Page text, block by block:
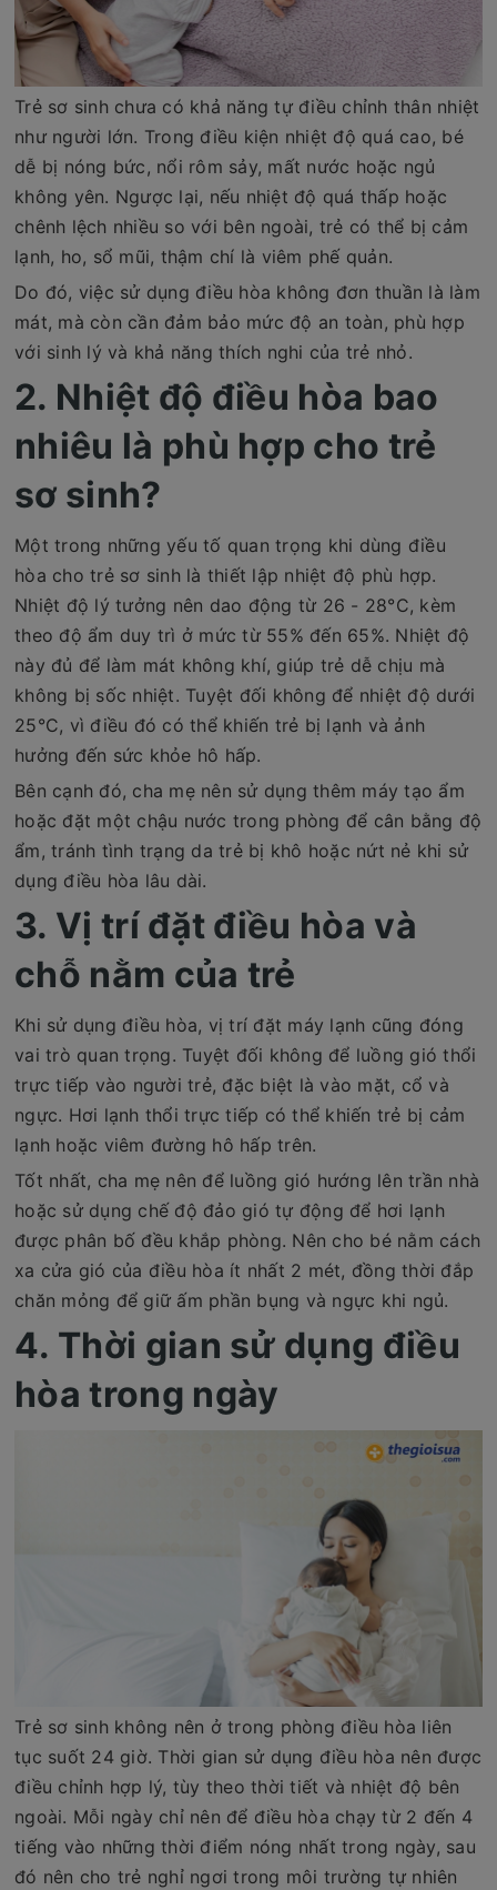
Trẻ sơ sinh chưa có khả năng tự điều chỉnh thân nhiệt
như người lớn. Trong điều kiện nhiệt độ quá cao, bé
dễ bị nóng bức, nổi rôm sảy, mất nước hoặc ngủ
không yên. Ngược lại, nếu nhiệt độ quá thấp hoặc
chênh lệch nhiều so với bên ngoài, trẻ có thể bị cảm
lạnh, ho, sổ mũi, thậm chí là viêm phế quản.
Do đó, việc sử dụng điều hòa không đơn thuần là làm
mát, mà còn cần đảm bảo mức độ an toàn, phù hợp
với sinh lý và khả năng thích nghi của trẻ nhỏ.
2. Nhiệt độ điều hòa bao
nhiêu là phù hợp cho trẻ
sơ sinh?
Một trong những yếu tố quan trọng khi dùng điều
hòa cho trẻ sơ sinh là thiết lập nhiệt độ phù hợp.
Nhiệt độ lý tưởng nên dao động từ 26 - 28°C, kèm
theo độ ẩm duy trì ở mức từ 55% đến 65%. Nhiệt độ
này đủ để làm mát không khí, giúp trẻ dễ chịu mà
không bị sốc nhiệt. Tuyệt đối không để nhiệt độ dưới
25°C, vì điều đó có thể khiến trẻ bị lạnh và ảnh
hưởng đến sức khỏe hô hấp.
Bên cạnh đó, cha mẹ nên sử dụng thêm máy tạo ẩm
hoặc đặt một chậu nước trong phòng để cân bằng độ
ẩm, tránh tình trạng da trẻ bị khô hoặc nứt nẻ khi sử
dụng điều hòa lâu dài.
3. Vị trí đặt điều hòa và
chỗ nằm của trẻ
Khi sử dụng điều hòa, vị trí đặt máy lạnh cũng đóng
vai trò quan trọng. Tuyệt đối không để luồng gió thổi
trực tiếp vào người trẻ, đặc biệt là vào mặt, cổ và
ngực. Hơi lạnh thổi trực tiếp có thể khiến trẻ bị cảm
lạnh hoặc viêm đường hô hấp trên.
Tốt nhất, cha mẹ nên để luồng gió hướng lên trần nhà
hoặc sử dụng chế độ đảo gió tự động để hơi lạnh
được phân bố đều khắp phòng. Nên cho bé nằm cách
xa cửa gió của điều hòa ít nhất 2 mét, đồng thời đắp
chăn mỏng để giữ ấm phần bụng và ngực khi ngủ.
4. Thời gian sử dụng điều
hòa trong ngày
Trẻ sơ sinh không nên ở trong phòng điều hòa liên
tục suốt 24 giờ. Thời gian sử dụng điều hòa nên được
điều chỉnh hợp lý, tùy theo thời tiết và nhiệt độ bên
ngoài. Mỗi ngày chỉ nên để điều hòa chạy từ 2 đến 4
tiếng vào những thời điểm nóng nhất trong ngày, sau
đó nên cho trẻ nghỉ ngơi trong môi trường tự nhiên